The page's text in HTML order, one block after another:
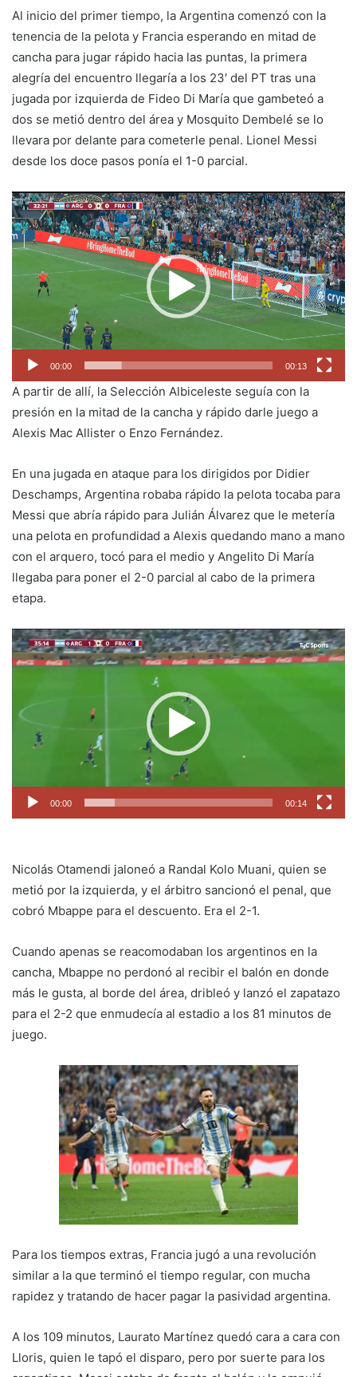
Al inicio del primer tiempo, la Argentina comenzó con la
tenencia de la pelota y Francia esperando en mitad de
cancha para jugar rápido hacia las puntas, la primera
alegría del encuentro llegaría a los 23′ del PT tras una
jugada por izquierda de Fideo Di María que gambeteó a
dos se metió dentro del área y Mosquito Dembelé se lo
llevara por delante para cometerle penal. Lionel Messi
desde los doce pasos ponía el 1-0 parcial.
Reproductor
de
video
00:00 00:13
A partir de allí, la Selección Albiceleste seguía con la
presión en la mitad de la cancha y rápido darle juego a
Alexis Mac Allister o Enzo Fernández.
En una jugada en ataque para los dirigidos por Didier
Deschamps, Argentina robaba rápido la pelota tocaba para
Messi que abría rápido para Julián Álvarez que le metería
una pelota en profundidad a Alexis quedando mano a mano
con el arquero, tocó para el medio y Angelito Di María
llegaba para poner el 2-0 parcial al cabo de la primera
etapa.
Reproductor
de
video
00:00 00:14
Nicolás Otamendi jaloneó a Randal Kolo Muani, quien se
metió por la izquierda, y el árbitro sancionó el penal, que
cobró Mbappe para el descuento. Era el 2-1.
Cuando apenas se reacomodaban los argentinos en la
cancha, Mbappe no perdonó al recibir el balón en donde
más le gusta, al borde del área, dribleó y lanzó el zapatazo
para el 2-2 que enmudecía al estadio a los 81 minutos de
juego.
Para los tiempos extras, Francia jugó a una revolución
similar a la que terminó el tiempo regular, con mucha
rapidez y tratando de hacer pagar la pasividad argentina.
A los 109 minutos, Laurato Martínez quedó cara a cara con
Lloris, quien le tapó el disparo, pero por suerte para los